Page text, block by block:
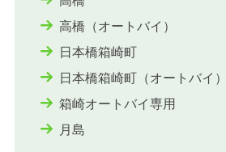
高橋（オートバイ）
日本橋箱崎町
日本橋箱崎町（オートバイ）
箱崎オートバイ専用
月島